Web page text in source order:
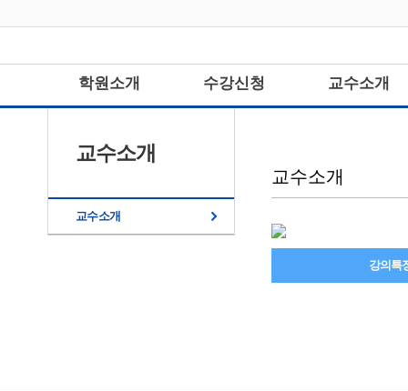
학원소개 수강신청 교수소개
교수소개
교수소개
교수소개
강의특